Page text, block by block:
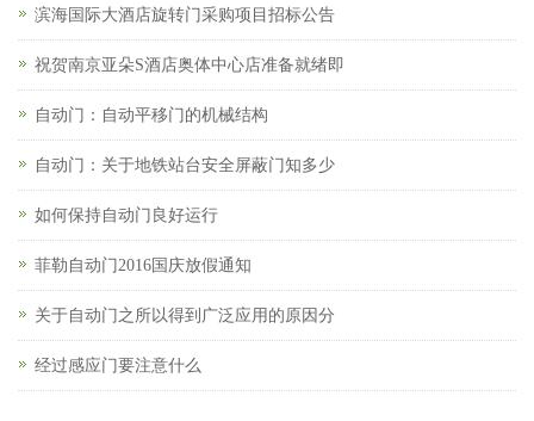
滨海国际大酒店旋转门采购项目招标公告
祝贺南京亚朵S酒店奥体中心店准备就绪即
自动门：自动平移门的机械结构
自动门：关于地铁站台安全屏蔽门知多少
如何保持自动门良好运行
菲勒自动门2016国庆放假通知
关于自动门之所以得到广泛应用的原因分
经过感应门要注意什么